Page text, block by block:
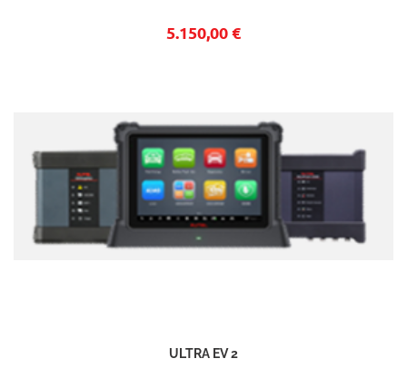
5.150,00 €
ULTRA EV 2